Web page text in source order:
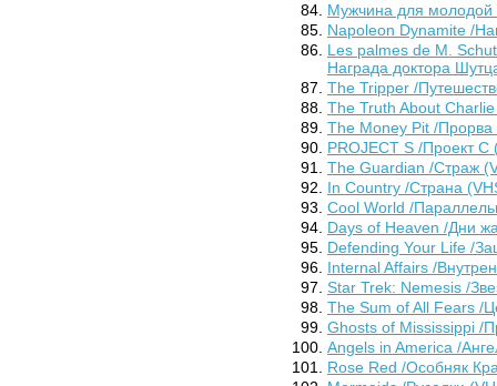
Мужчина для
Napoleon Dynamite /
Les palmes de M.
Награда доктора
The Tripper /
The Truth About
The Money Pit /Прорва
PROJECT S /Проект С
The Guardian /Страж
In Country /Страна
Cool World /
Days of Heaven /Дни
Defending Your Life /
Internal Affairs /
Star Trek: Nemesis /
The Sum of All Fears /
Ghosts of Mississippi /
Angels in America /
Rose Red /Особняк